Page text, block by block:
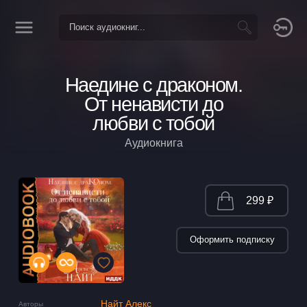
Наедине с драконом.
От ненависти до
любви с тобой
Аудиокнига
Авторы Найт Алекс
299 ₽
Оформить подписку